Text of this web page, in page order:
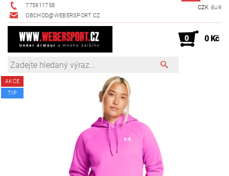
775911758
OBCHOD@WEBERSPORT.CZ
CZK EUR
0 0 Kč
AKCE
TIP